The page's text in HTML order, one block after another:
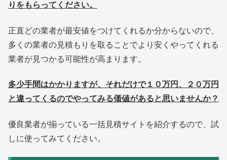
りをもらってください。
正直どの業者が最安値をつけてくれるか分からないので、
多くの業者の見積もりを取ることでより安くやってくれる
業者が見つかる可能性が高まります。
多少手間はかかりますが、それだけで１０万円、２０万円
と違ってくるのでやってみる価値があると思いませんか？
優良業者が揃っている一括見積サイトを紹介するので、試
しに使ってみてください。